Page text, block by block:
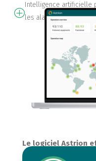
P
Intelligence artificielle
les alarmes
Le logiciel Astrion
analyse des